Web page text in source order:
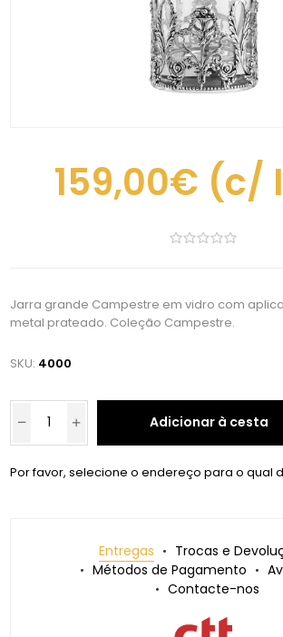
159,00€ (c/
Jarra grande Campestre em vidro com
metal prateado. Coleção Campestre.
SKU: 4000
Adicionar à cesta
Por favor, selecione o endereço para o qual
Entregas
Trocas e
Métodos de Pagamento
Contacte-nos